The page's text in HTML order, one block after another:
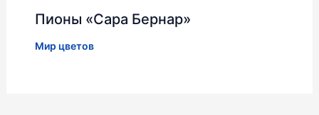
Пионы «Сара Бернар»
Мир цветов